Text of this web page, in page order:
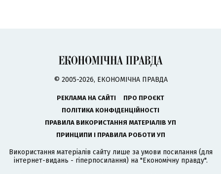
© 2005-2026, ЕКОНОМІЧНА ПРАВДА
РЕКЛАМА НА САЙТІ
ПРО ПРОЄКТ
ПОЛІТИКА КОНФІДЕНЦІЙНОСТІ
ПРАВИЛА ВИКОРИСТАННЯ МАТЕРІАЛІВ УП
ПРИНЦИПИ І ПРАВИЛА РОБОТИ УП
Використання матеріалів сайту лише за умови посилання (для
інтернет-видань - гіперпосилання) на "Економічну правду".